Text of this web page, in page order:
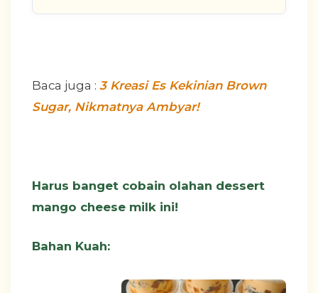
Baca juga : 3 Kreasi Es Kekinian Brown
Sugar, Nikmatnya Ambyar!
Harus banget cobain olahan dessert
mango cheese milk ini!
Bahan Kuah: